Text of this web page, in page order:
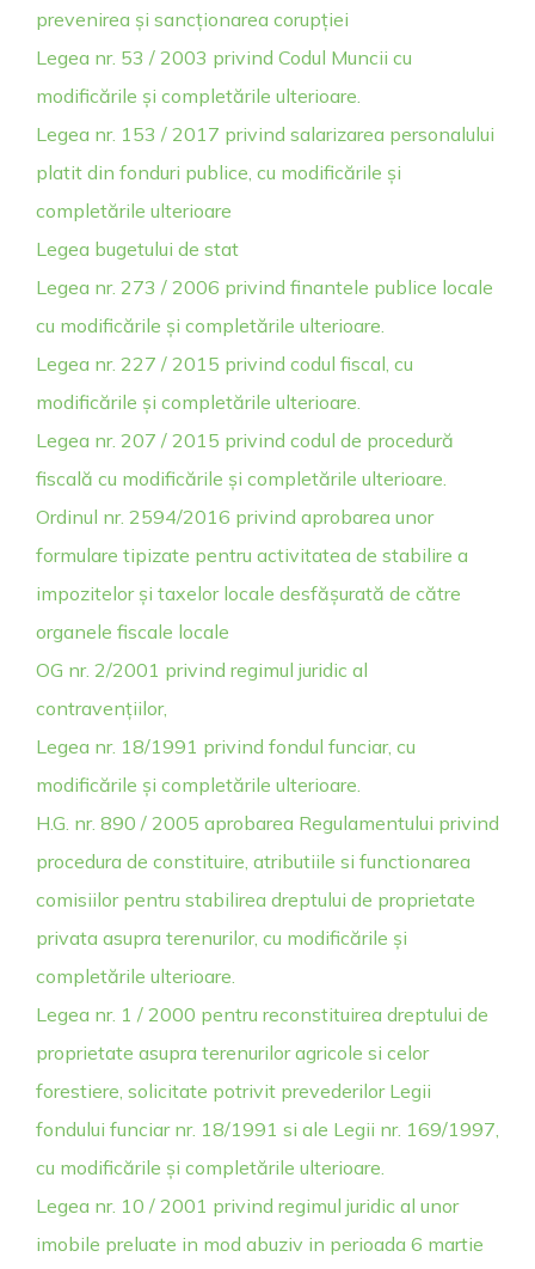
prevenirea și sancționarea corupției
Legea nr. 53 / 2003 privind Codul Muncii cu
modificările și completările ulterioare.
Legea nr. 153 / 2017 privind salarizarea personalului
platit din fonduri publice, cu modificările și
completările ulterioare
Legea bugetului de stat
Legea nr. 273 / 2006 privind finantele publice locale
cu modificările și completările ulterioare.
Legea nr. 227 / 2015 privind codul fiscal, cu
modificările și completările ulterioare.
Legea nr. 207 / 2015 privind codul de procedură
fiscală cu modificările și completările ulterioare.
Ordinul nr. 2594/2016 privind aprobarea unor
formulare tipizate pentru activitatea de stabilire a
impozitelor și taxelor locale desfășurată de către
organele fiscale locale
OG nr. 2/2001 privind regimul juridic al
contravențiilor,
Legea nr. 18/1991 privind fondul funciar, cu
modificările și completările ulterioare.
H.G. nr. 890 / 2005 aprobarea Regulamentului privind
procedura de constituire, atributiile si functionarea
comisiilor pentru stabilirea dreptului de proprietate
privata asupra terenurilor, cu modificările și
completările ulterioare.
Legea nr. 1 / 2000 pentru reconstituirea dreptului de
proprietate asupra terenurilor agricole si celor
forestiere, solicitate potrivit prevederilor Legii
fondului funciar nr. 18/1991 si ale Legii nr. 169/1997,
cu modificările și completările ulterioare.
Legea nr. 10 / 2001 privind regimul juridic al unor
imobile preluate in mod abuziv in perioada 6 martie